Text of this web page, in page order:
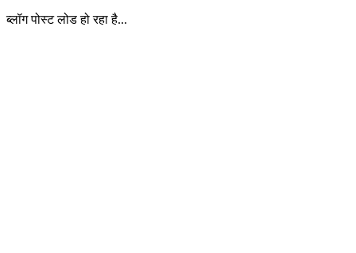
ब्लॉग पोस्ट लोड हो रहा है...